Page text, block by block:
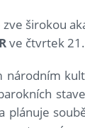
širokou
ve čtvrtek
plánuje